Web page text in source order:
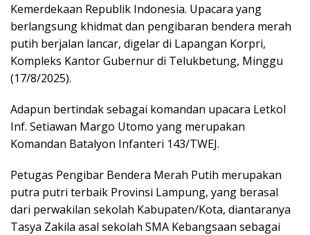
Kemerdekaan Republik Indonesia. Upacara yang
berlangsung khidmat dan pengibaran bendera merah
putih berjalan lancar, digelar di Lapangan Korpri,
Kompleks Kantor Gubernur di Telukbetung, Minggu
(17/8/2025).
Adapun bertindak sebagai komandan upacara Letkol
Inf. Setiawan Margo Utomo yang merupakan
Komandan Batalyon Infanteri 143/TWEJ.
Petugas Pengibar Bendera Merah Putih merupakan
putra putri terbaik Provinsi Lampung, yang berasal
dari perwakilan sekolah Kabupaten/Kota, diantaranya
Tasya Zakila asal sekolah SMA Kebangsaan sebagai